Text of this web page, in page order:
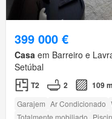
399 000 €
Casa em Barreiro e
Setúbal
T2 2 109
Garajem Ar Condicionado
Totalmente mobiliado